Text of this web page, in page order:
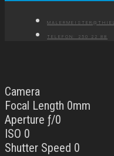
TELEFON: 250 22 88
Camera
Focal Length 0mm
Aperture ƒ/0
ISO 0
Shutter Speed 0